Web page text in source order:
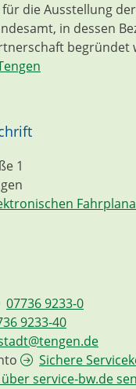
die Ausstellung
in dessen
begründet
1
07736 9233-0
9233-40
Sichere
service-bw.de